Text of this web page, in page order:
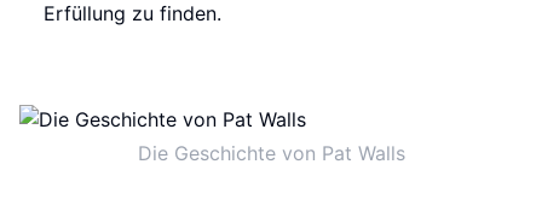
Erfüllung zu finden.
Die Geschichte von Pat Walls